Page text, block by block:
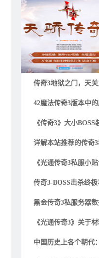
传奇3地狱之门，天
42魔法传奇3版本中
《传奇3》大小BOSS
详解本站推荐的传奇
《光通传奇3私服小
传奇3-BOSS击杀终
黑金传奇3私服务器